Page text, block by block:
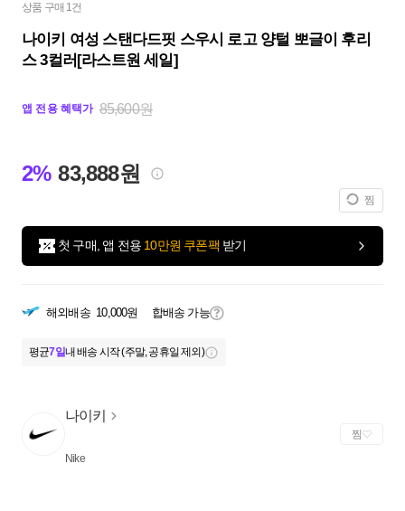
상품 구매 1건
나이키 여성 스탠다드핏 스우시 로고 양털 뽀글이 후리
스 3컬러[라스트원 세일]
앱 전용 혜택가 85,600원
2% 83,888원
찜
첫 구매, 앱 전용 10만원 쿠폰팩 받기
해외배송 10,000원 합배송 가능
평균7일내 배송 시작 (주말, 공휴일 제외)
나이키
Nike
찜